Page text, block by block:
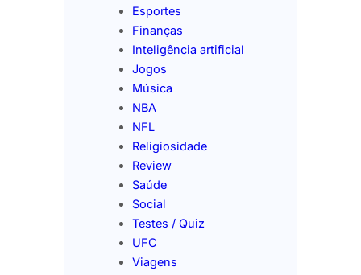
Esportes
Finanças
Inteligência artificial
Jogos
Música
NBA
NFL
Religiosidade
Review
Saúde
Social
Testes / Quiz
UFC
Viagens